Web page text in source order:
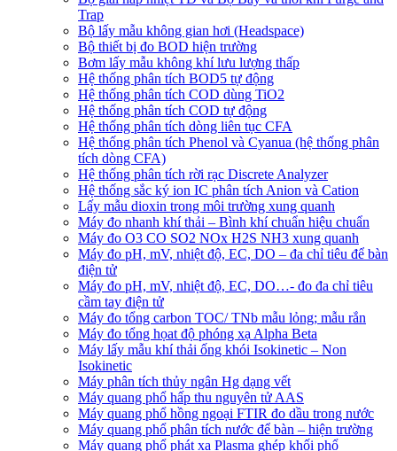
Trap
Bộ lấy mẫu không gian hơi (Headspace)
Bộ thiết bị đo BOD hiện trường
Bơm lấy mẫu không khí lưu lượng thấp
Hệ thống phân tích BOD5 tự động
Hệ thống phân tích COD dùng TiO2
Hệ thống phân tích COD tự động
Hệ thống phân tích dòng liên tục CFA
Hệ thống phân tích Phenol và Cyanua (hệ thống phân
tích dòng CFA)
Hệ thống phân tích rời rạc Discrete Analyzer
Hệ thống sắc ký ion IC phân tích Anion và Cation
Lấy mẫu dioxin trong môi trường xung quanh
Máy đo nhanh khí thải – Bình khí chuẩn hiệu chuẩn
Máy đo O3 CO SO2 NOx H2S NH3 xung quanh
Máy đo pH, mV, nhiệt độ, EC, DO – đa chỉ tiêu để bàn
điện tử
Máy đo pH, mV, nhiệt độ, EC, DO…- đo đa chỉ tiêu
cầm tay điện tử
Máy đo tổng carbon TOC/ TNb mẫu lỏng; mẫu rắn
Máy đo tổng họat độ phóng xạ Alpha Beta
Máy lấy mẫu khí thải ống khói Isokinetic – Non
Isokinetic
Máy phân tích thủy ngân Hg dạng vết
Máy quang phổ hấp thu nguyên tử AAS
Máy quang phổ hồng ngoại FTIR đo dầu trong nước
Máy quang phổ phân tích nước để bàn – hiện trường
Máy quang phổ phát xạ Plasma ghép khối phổ